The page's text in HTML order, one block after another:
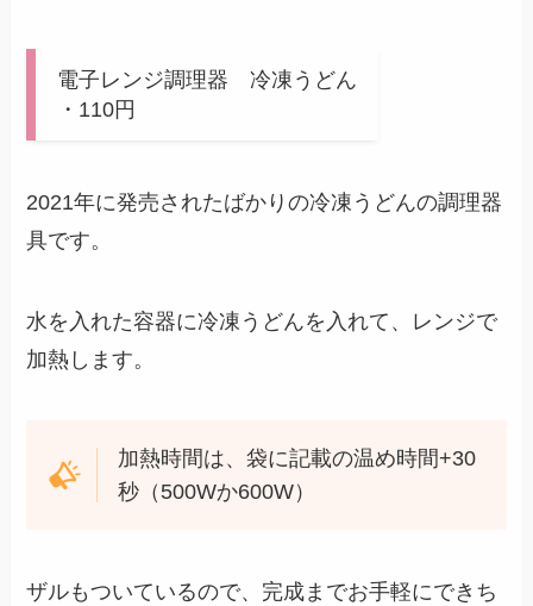
電子レンジ調理器 冷凍うどん
・110円
2021年に発売されたばかりの冷凍うどんの調理器
具です。
水を入れた容器に冷凍うどんを入れて、レンジで
加熱します。
加熱時間は、袋に記載の温め時間+30
秒（500Wか600W）
ザルもついているので、完成までお手軽にできち